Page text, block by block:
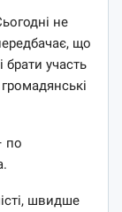
не
що
брати участь
по
швидше